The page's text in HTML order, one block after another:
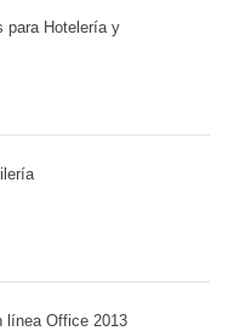
para Hotelería y
línea Office 2013